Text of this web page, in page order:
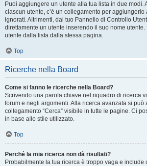
Puoi aggiungere un utente alla tua lista in due modi.
ciascun utente, c’è un collegamento per aggiungerlo
ignorati. Altrimenti, dal tuo Pannello di Controllo
direttamente un utente inserendo il suo nome
utente dalla lista dalla stessa pagina.
Top
Ricerche nella Board
Come si fanno le ricerche nella Board?
Scrivendo una parola chiave nel riquadro di ricerca
forum e negli argomenti. Alla ricerca avanzata si può
collegamento “Cerca” visibile in tutte le pagine. Ci
in base allo stile utilizzato.
Top
Perché la mia ricerca non dà risultati?
Probabilmente la tua ricerca è troppo vaga e include